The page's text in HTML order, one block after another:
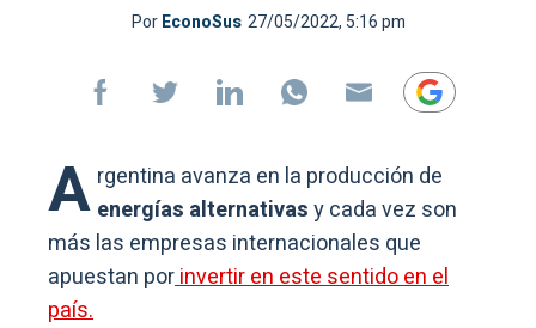
PorEconoSus 27/05/2022, 5:16 pm
A rgentina avanza en la producción de
energías alternativasy cada vez son
más las empresas internacionales que
apuestan porinvertir en este sentido en el
país.